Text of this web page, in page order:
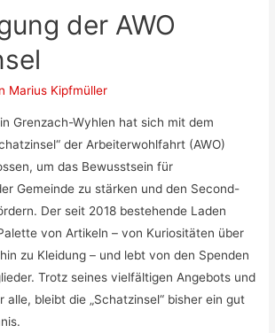
der AWO
Marius Kipfmüller
Grenzach-Wyhlen hat sich mit dem
der Arbeiterwohlfahrt (AWO)
um das Bewusstsein für
Gemeinde zu stärken und den Second-
Der seit 2018 bestehende Laden
von Artikeln – von Kuriositäten über
zu Kleidung – und lebt von den Spenden
Trotz seines vielfältigen Angebots und
alle, bleibt die „Schatzinsel“ bisher ein gut